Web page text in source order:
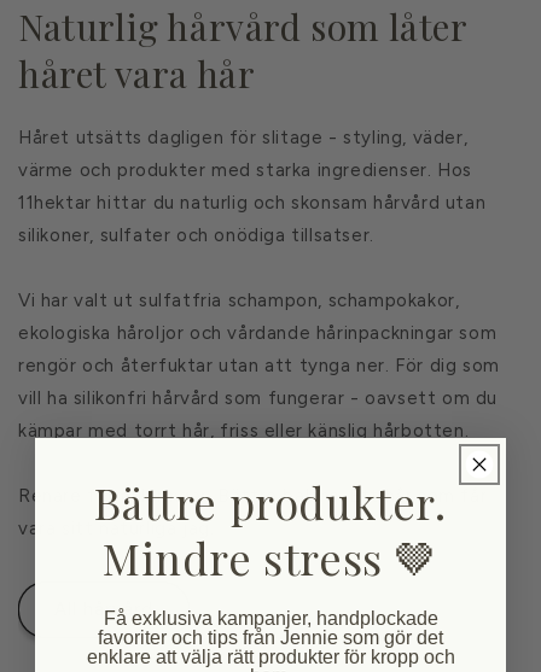
Naturlig hårvård som låter
håret vara hår
Håret utsätts dagligen för slitage - styling, väder,
värme och produkter med starka ingredienser. Hos
11hektar hittar du naturlig och skonsam hårvård utan
silikoner, sulfater och onödiga tillsatser.
Vi har valt ut sulfatfria schampon, schampokakor,
ekologiska håroljor och vårdande hårinpackningar som
rengör och återfuktar utan att tynga ner. För dig som
vill ha silikonfri hårvård som fungerar - oavsett om du
kämpar med torrt hår, friss eller känslig hårbotten.
Renare formuleringar. Bättre balans. Ett hår som får
vara sitt naturliga jag.
All hårvård
Bättre produkter.
Mindre stress 🤎
Få exklusiva kampanjer, handplockade
favoriter och tips från Jennie som gör det
enklare att välja rätt produkter för kropp och